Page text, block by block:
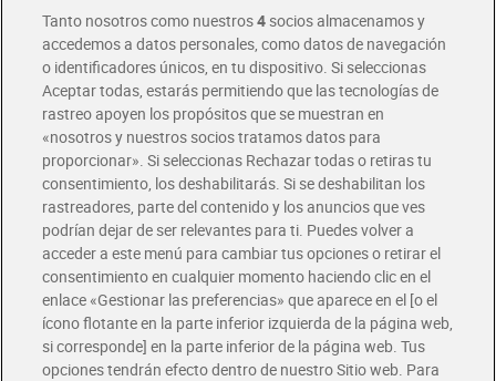
Envío gratis por compras superiores a 100€
Envío estandar por 4,99€
Glovo y Uber Eats
Solicita tu factura de Glovo o Uber Eats
Únete al CLUB Dia
Disfruta las ventajas y ofertas exclusivas.
Descárgate la APP Dia
Folletos y Tiendas
Descubre las mejores ofertas y busca tu tienda más cercana
Tanto nosotros como nuestros4socios almacenamos y
accedemos a datos personales, como datos de navegación
o identificadores únicos, en tu dispositivo. Si seleccionas
Aceptar todas, estarás permitiendo que las tecnologías de
rastreo apoyen los propósitos que se muestran en
«nosotros y nuestros socios tratamos datos para
proporcionar». Si seleccionas Rechazar todas o retiras tu
consentimiento, los deshabilitarás. Si se deshabilitan los
rastreadores, parte del contenido y los anuncios que ves
podrían dejar de ser relevantes para ti. Puedes volver a
acceder a este menú para cambiar tus opciones o retirar el
consentimiento en cualquier momento haciendo clic en el
enlace «Gestionar las preferencias» que aparece en el [o el
ícono flotante en la parte inferior izquierda de la página web,
si corresponde] en la parte inferior de la página web. Tus
opciones tendrán efecto dentro de nuestro Sitio web. Para